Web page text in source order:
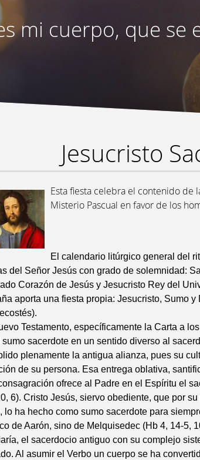
mi cuerpo, que se
Jesucristo
Esta fiesta celebra el contenido de
Misterio Pascual en favor de los
El calendario litúrgico general del
del Señor Jesús con grado de solemnidad:
Corazón de Jesús y Jesucristo Rey del
aporta una fiesta propia: Jesucristo, Sumo
Testamento, específicamente la Carta a
sumo sacerdote en un sentido diverso al
plenamente la antigua alianza, pues su
de su persona. Esa entrega oblativa,
ofrece al Padre en el Espíritu el
6). Cristo Jesús, siervo obediente, que por
lo ha hecho como sumo sacerdote para
de Aarón, sino de Melquisedec (Hb 4, 14-5,
el sacerdocio antiguo con su complejo
Al asumir el Verbo un cuerpo se ha